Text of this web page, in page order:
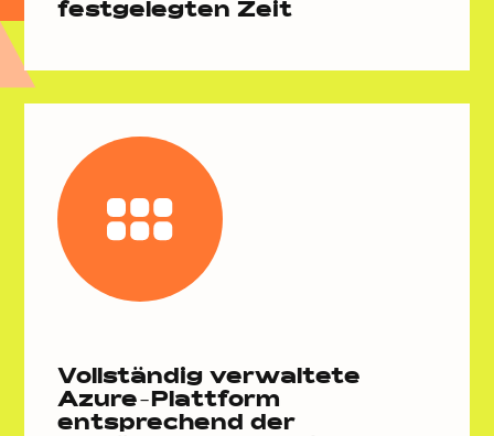
festgelegten Zeit
Vollständig verwaltete
Azure-Plattform
entsprechend der